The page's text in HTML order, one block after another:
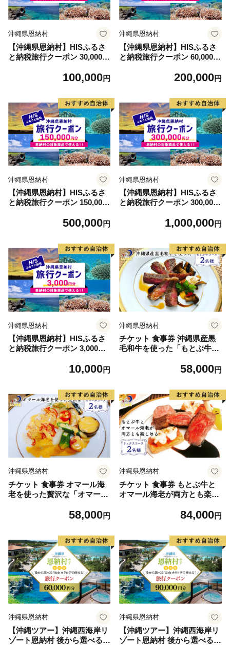
沖縄県恩納村
【沖縄県恩納村】HISふるさ
と納税旅行クーポン 30,000円
100,000円
沖縄県恩納村
【沖縄県恩納村】HISふるさ
と納税旅行クーポン 60,000円
200,000円
沖縄県恩納村
【沖縄県恩納村】HISふるさ
と納税旅行クーポン 150,000
500,000円
沖縄県恩納村
【沖縄県恩納村】HISふるさ
と納税旅行クーポン 300,000
1,000,000円
沖縄県恩納村
【沖縄県恩納村】HISふるさ
と納税旅行クーポン 3,000円
10,000円
沖縄県恩納村
チケット 食事券 沖縄県産黒
毛和牛を使った「もとぶ牛コ
58,000円
沖縄県恩納村
チケット 食事券 オマール海
老を使った贅沢な「オマール
58,000円
沖縄県恩納村
チケット 食事券 もとぶ牛と
オマール海老が両方とも楽し
様【ビストロリュイール】
84,000円
沖縄県恩納村
【沖縄ツアー】沖縄西海岸リ
ゾート恩納村 後から選べる旅
沖縄県恩納村
【沖縄ツアー】沖縄西海岸リ
ゾート恩納村 後から選べる旅